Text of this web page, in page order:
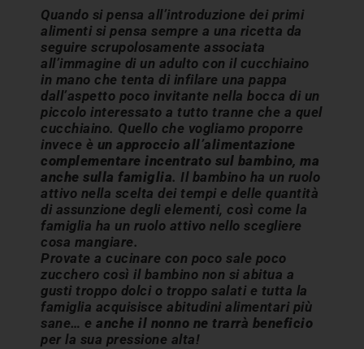
Quando si pensa all’introduzione dei primi
alimenti si pensa sempre a una ricetta da
seguire scrupolosamente associata
all’immagine di un adulto con il cucchiaino
in mano che tenta di infilare una pappa
dall’aspetto poco invitante nella bocca di un
piccolo interessato a tutto tranne che a quel
cucchiaino. Quello che vogliamo proporre
invece è un approccio all’alimentazione
complementare incentrato sul bambino, ma
anche sulla famiglia. Il bambino ha un ruolo
attivo nella scelta dei tempi e delle quantità
di assunzione degli elementi, così come la
famiglia ha un ruolo attivo nello scegliere
cosa mangiare.
Provate a cucinare con poco sale poco
zucchero così il bambino non si abitua a
gusti troppo dolci o troppo salati e tutta la
famiglia acquisisce abitudini alimentari più
sane… e anche il nonno ne trarrà beneficio
per la sua pressione alta!